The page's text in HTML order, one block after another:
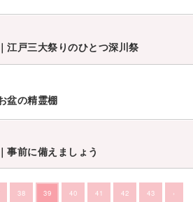
江戸三大祭りのひとつ深川祭
盆の精霊棚
事前に備えましょう
38 39 40 41 42 43 ›